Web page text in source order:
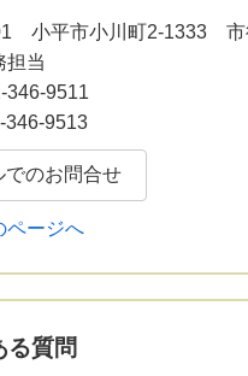
小平市小川町2-1333 市
担当
346-9511
346-9513
ページへ
る質問